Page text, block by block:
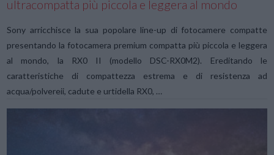
ultracompatta più piccola e leggera al mondo
Sony arricchisce la sua popolare line-up di fotocamere compatte
presentando la fotocamera premium compatta più piccola e leggera
al mondo, la RX0 II (modello DSC-RX0M2). Ereditando le
caratteristiche di compattezza estrema e di resistenza ad
acqua/polvereii, cadute e urtidella RX0, …